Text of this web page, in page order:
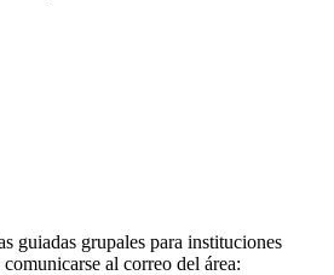
guiadas grupales para instituciones
al correo del área: